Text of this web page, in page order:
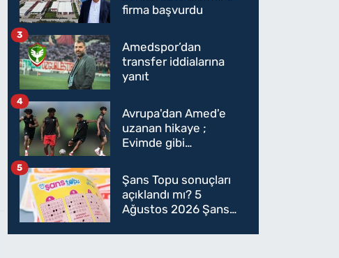
firma başvurdu
Amedspor’dan
transfer iddialarına
yanıt
3
Avrupa'dan Amed'e
uzanan hikaye ;
Evimde gibi
4
Şans Topu sonuçları
açıklandı mı? 5
Ağustos 2026 Şans
Ağustos Şans topu
5